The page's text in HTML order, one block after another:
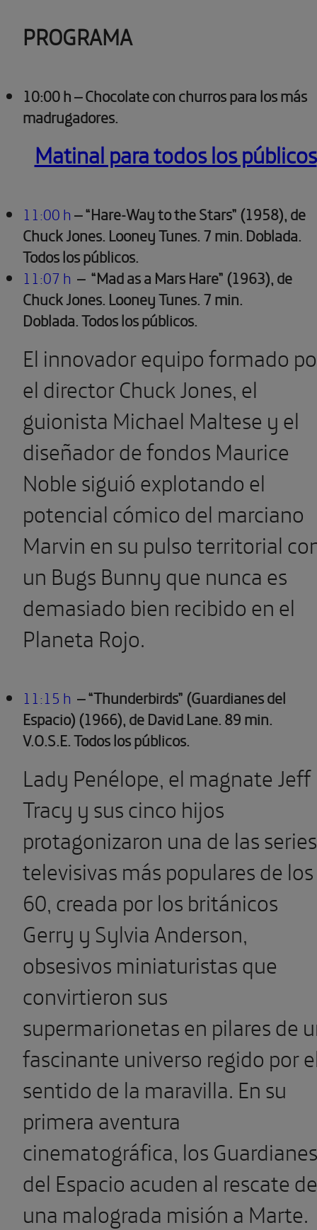
PROGRAMA
10:00 h – Chocolate con churros para los más
madrugadores.
Matinal para todos los públicos
11:00 h– “Hare-Way to the Stars” (1958), de
Chuck Jones. Looney Tunes. 7 min. Doblada.
Todos los públicos.
11:07 h – “Mad as a Mars Hare” (1963), de
Chuck Jones. Looney Tunes. 7 min.
Doblada. Todos los públicos.
El innovador equipo formado
el director Chuck Jones, el
guionista Michael Maltese y el
diseñador de fondos Maurice
Noble siguió explotando el
potencial cómico del marciano
Marvin en su pulso territorial
un Bugs Bunny que nunca es
demasiado bien recibido en el
Planeta Rojo.
11:15 h – “Thunderbirds” (Guardianes del
Espacio) (1966), de David Lane. 89 min.
V.O.S.E. Todos los públicos.
Lady Penélope, el magnate Jeff
Tracy y sus cinco hijos
protagonizaron una de las series
televisivas más populares de los
60, creada por los británicos
Gerry y Sylvia Anderson,
obsesivos miniaturistas que
convirtieron sus
supermarionetas en pilares de
fascinante universo regido por
sentido de la maravilla. En su
primera aventura
cinematográfica, los Guardianes
del Espacio acuden al rescate de
una malograda misión a Marte.